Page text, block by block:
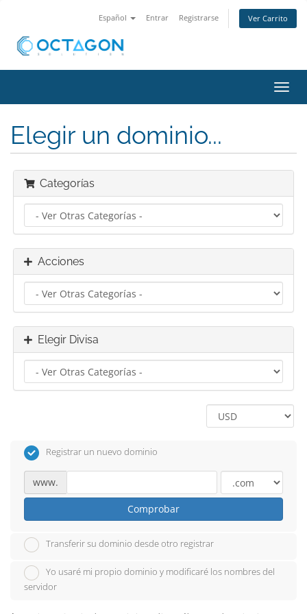
Español Entrar Registrarse Ver Carrito
Elegir un dominio...
Categorías
Acciones
Elegir Divisa
Registrar un nuevo dominio
www.
Comprobar
Transferir su dominio desde otro registrar
Yo usaré mi propio dominio y modificaré los nombres del
servidor